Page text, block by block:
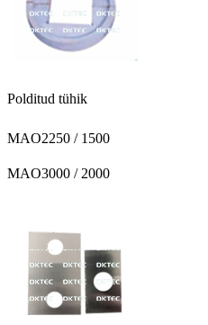
Polditud tühik
MAO2250 / 1500
MAO3000 / 2000